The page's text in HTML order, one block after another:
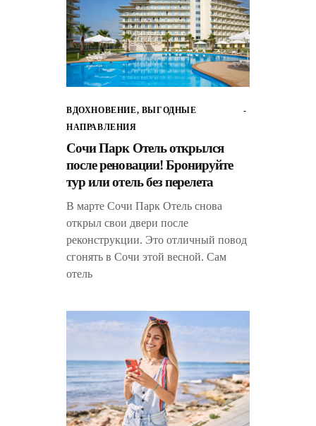
ВДОХНОВЕНИЕ, ВЫГОДНЫЕ
НАПРАВЛЕНИЯ
Сочи Парк Отель открылся
после реновации! Бронируйте
тур или отель без перелета
В марте Сочи Парк Отель снова
открыл свои двери после
реконструкции. Это отличный повод
сгонять в Сочи этой весной. Сам
отель